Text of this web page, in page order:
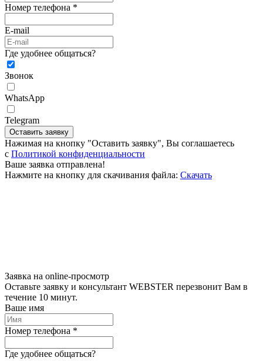
Номер телефона *
E-mail
Где удобнее общаться?
Звонок
WhatsApp
Telegram
Оставить заявку
Нажимая на кнопку "Оставить заявку", Вы соглашаетесь
c Политикой конфиденциальности
Ваше заявка отправлена!
Нажмите на кнопку для скачивания файла: Скачать
Заявка на online-просмотр
Оставьте заявку и консультант WEBSTER перезвонит Вам в
течение 10 минут.
Ваше имя
Номер телефона *
Где удобнее общаться?